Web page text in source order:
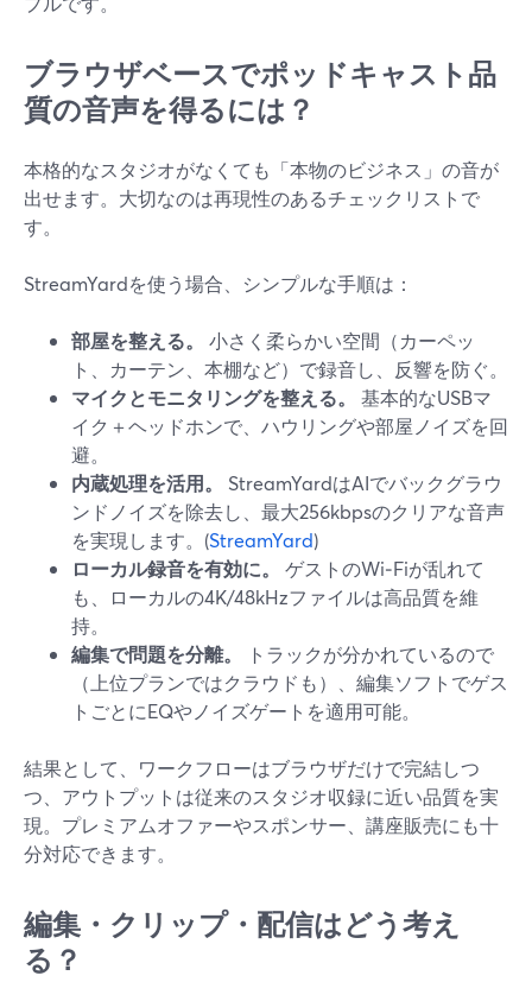
ブラウザベースでポッドキャスト品
質の音声を得るには？
本格的なスタジオがなくても「本物のビジネス」の音が
出せます。大切なのは再現性のあるチェックリストで
す。
StreamYardを使う場合、シンプルな手順は：
部屋を整える。
小さく柔らかい空間（カーペッ
ト、カーテン、本棚など）で録音し、反響を防ぐ。
マイクとモニタリングを整える。
基本的なUSBマ
イク＋ヘッドホンで、ハウリングや部屋ノイズを回
避。
内蔵処理を活用。
StreamYardはAIでバックグラウ
ンドノイズを除去し、最大256kbpsのクリアな音声
を実現します。(StreamYard)
ローカル録音を有効に。
ゲストのWi‑Fiが乱れて
も、ローカルの4K/48kHzファイルは高品質を維
持。
編集で問題を分離。
トラックが分かれているので
（上位プランではクラウドも）、編集ソフトでゲス
トごとにEQやノイズゲートを適用可能。
結果として、ワークフローはブラウザだけで完結しつ
つ、アウトプットは従来のスタジオ収録に近い品質を実
現。プレミアムオファーやスポンサー、講座販売にも十
分対応できます。
編集・クリップ・配信はどう考え
る？